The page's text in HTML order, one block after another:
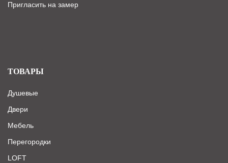
Пригласить на замер
ТОВАРЫ
Душевые
Двери
Мебель
Перегородки
LOFT